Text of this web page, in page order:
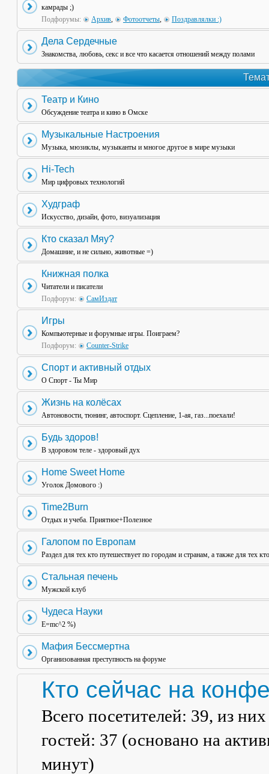
камрады ;)
Подфорумы:
Архив, Фотоотчеты, Поздравлялки :)
Дела Сердечные
Знакомства, любовь, секс и все что касается отношений между полами
Театр и Кино
Обсуждение театра и кино в Омске
Музыкальные Настроения
Музыка, мюзиклы, музыканты и многое другое в мире музыки
Hi-Tech
Мир цифровых технологий
Худграф
Искусство, дизайн, фото, визуализация
Кто сказал Мяу?
Домашние, и не сильно, животные =)
Книжная полка
Читатели и писатели
Подфорум:
СамИздат
Игры
Компьютерные и форумные игры. Поиграем?
Подфорум:
Counter-Strike
Спорт и активный отдых
О Спорт - Ты Мир
Жизнь на колёсах
Автоновости, тюнинг, автоспорт. Сцепление, 1-ая, газ...поехали!
Будь здоров!
В здоровом теле - здоровый дух
Home Sweet Home
Уголок Домового :)
Time2Burn
Отдых и учеба. Приятное+Полезное
Галопом по Европам
Раздел для тех кто путешествует по городам и странам, а также для тех
Стальная печень
Мужской клуб
Чудеса Науки
E=mc^2 %)
Мафия Бессмертна
Организованная преступность на форуме
Кто сейчас на
Всего посетителей: 39, из
гостей: 37 (основано на
минут)